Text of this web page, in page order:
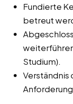
Fundierte
betreut
Studium).
Verständnis